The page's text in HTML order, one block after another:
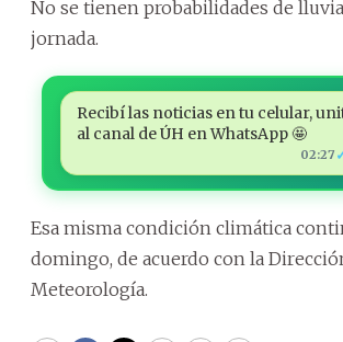
No se tienen probabilidades de
jornada.
Recibí las noticias en tu celular,
al canal de ÚH en WhatsApp 🤩
02:27
Esa misma condición climática
domingo, de acuerdo con la
Meteorología.